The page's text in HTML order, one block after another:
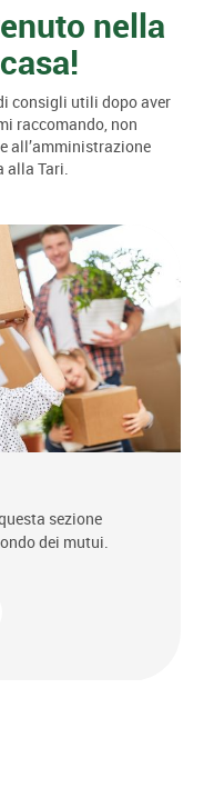
nella
consigli utili dopo aver
raccomando, non
all’amministrazione
Tari.
sezione
dei mutui.